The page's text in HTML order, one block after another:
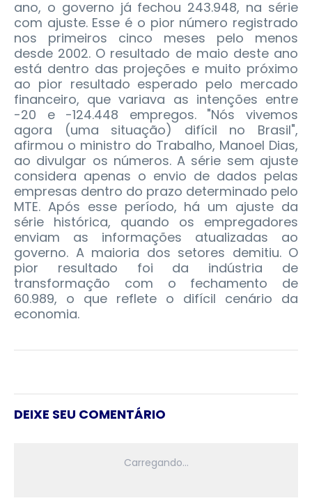
ano, o governo já fechou 243.948, na série
com ajuste. Esse é o pior número registrado
nos primeiros cinco meses pelo menos
desde 2002. O resultado de maio deste ano
está dentro das projeções e muito próximo
ao pior resultado esperado pelo mercado
financeiro, que variava as intenções entre
-20 e -124.448 empregos. "Nós vivemos
agora (uma situação) difícil no Brasil",
afirmou o ministro do Trabalho, Manoel Dias,
ao divulgar os números. A série sem ajuste
considera apenas o envio de dados pelas
empresas dentro do prazo determinado pelo
MTE. Após esse período, há um ajuste da
série histórica, quando os empregadores
enviam as informações atualizadas ao
governo. A maioria dos setores demitiu. O
pior resultado foi da indústria de
transformação com o fechamento de
60.989, o que reflete o difícil cenário da
economia.
DEIXE SEU COMENTÁRIO